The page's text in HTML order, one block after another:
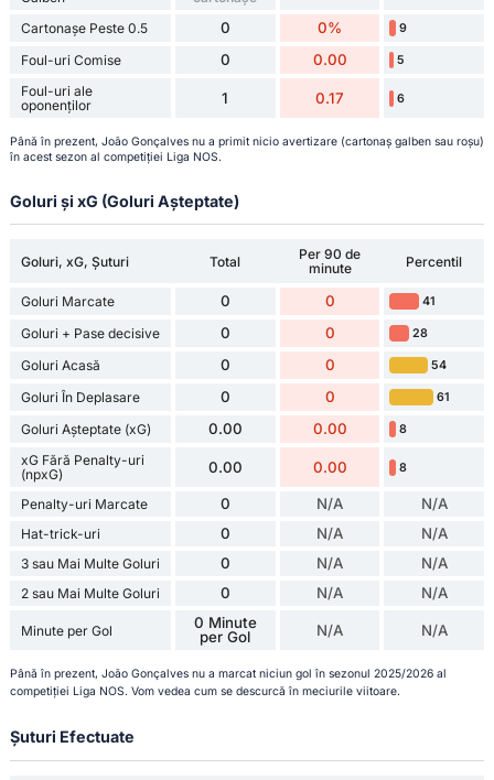
Cartonașe Peste 0.5
0 0% 9
Foul-uri Comise 0 0.00 5
Foul-uri ale
oponenților
1 0.17 6
Până în prezent, João Gonçalves nu a primit nicio avertizare (cartonaș galben sau roșu)
în acest sezon al competiției Liga NOS.
Goluri și xG (Goluri Așteptate)
Goluri, xG, Șuturi Total
Per 90 de
minute
Percentil
Goluri Marcate 0 0 41
Goluri + Pase decisive 0 0 28
Goluri Acasă 0 0 54
Goluri În Deplasare 0 0 61
Goluri Așteptate (xG) 0.00 0.00 8
xG Fără Penalty-uri
(npxG)
0.00 0.00 8
Penalty-uri Marcate 0 N/A N/A
Hat-trick-uri 0 N/A N/A
3 sau Mai Multe Goluri 0 N/A N/A
2 sau Mai Multe Goluri 0 N/A N/A
Minute per Gol
0 Minute
per Gol
N/A N/A
Până în prezent, João Gonçalves nu a marcat niciun gol în sezonul 2025/2026 al
competiției Liga NOS. Vom vedea cum se descurcă în meciurile viitoare.
Șuturi Efectuate